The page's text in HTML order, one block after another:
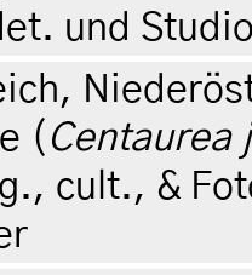
und
( Centaurea
cult., &